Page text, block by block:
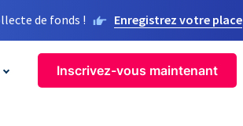
de fonds ! Enregistrez votre place
Inscrivez-vous maintenant